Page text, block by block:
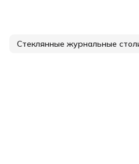
Стеклянные журнальные